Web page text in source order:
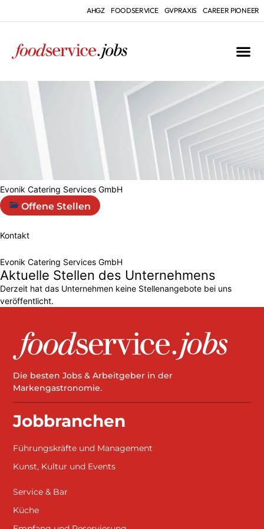
AHGZ FOODSERVICE GVPRAXIS CAREER PIONEER
Evonik Catering Services GmbH
Offene Stellen
Kontakt
Evonik Catering Services GmbH
Aktuelle Stellen des Unternehmens
Derzeit hat das Unternehmen keine Stellenangebote bei uns
veröffentlicht.
Die besten Jobs & Arbeitgeber in der
Markengastronomie.
Jobbranchen
Führungskräfte und Management
Kunst, Kultur und Events
Service & Bar
Küche